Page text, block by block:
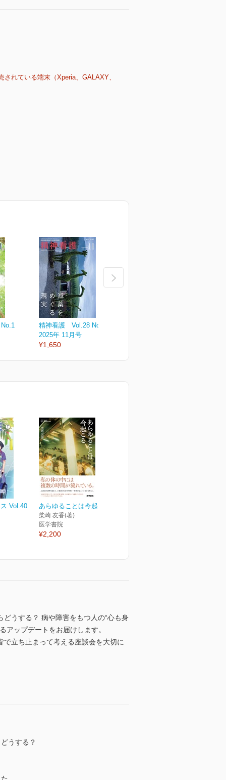
れている端末（Xperia、GALAXY、
精神看護 Vol.28 No.6
2025年 11月号
¥1,650
Vol.40 あらゆることは今起こる
柴崎 友香(著)
医学書院
¥2,200
うする？ 病や障害をもつ人の“心も身
アップデートをお届けします。
立ち止まって考える座談会を大切に
うする？